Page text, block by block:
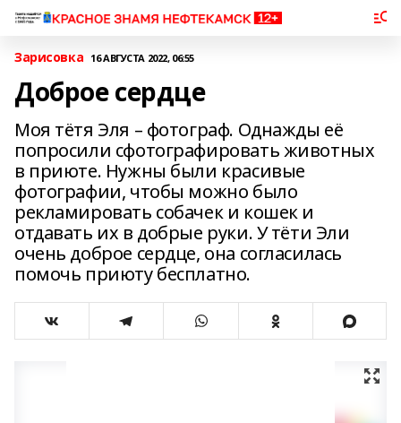
Зарисовка 16 АВГУСТА 2022, 06:55
Доброе сердце
Моя тётя Эля – фотограф. Однажды её
попросили сфотографировать животных
в приюте. Нужны были красивые
фотографии, чтобы можно было
рекламировать собачек и кошек и
отдавать их в добрые руки. У тёти Эли
очень доброе сердце, она согласилась
помочь приюту бесплатно.